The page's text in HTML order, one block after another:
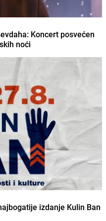
Koncert posvećen
noći
izdanje Kulin Ban